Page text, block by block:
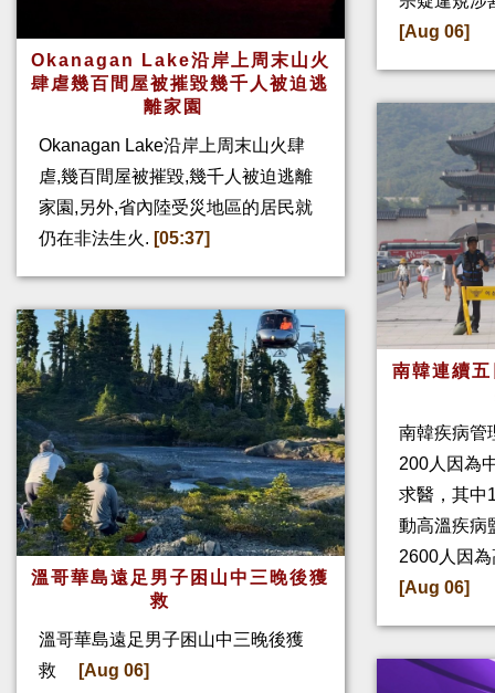
Okanagan Lake沿岸上周末山火
肆虐幾百間屋被摧毀幾千人被迫逃
離家園
Okanagan Lake沿岸上周末山火肆
虐,幾百間屋被摧毀,幾千人被迫逃離
家園,另外,省內陸受災地區的居民就
仍在非法生火. [05:37]
溫哥華島遠足男子困山中三晚後獲
救
溫哥華島遠足男子困山中三晚後獲
救
[Aug 06]
[Aug 06]
南韓連續
南韓疾病管
200人因為
求醫，其中
動高溫疾病
2600人因
[Aug 06]